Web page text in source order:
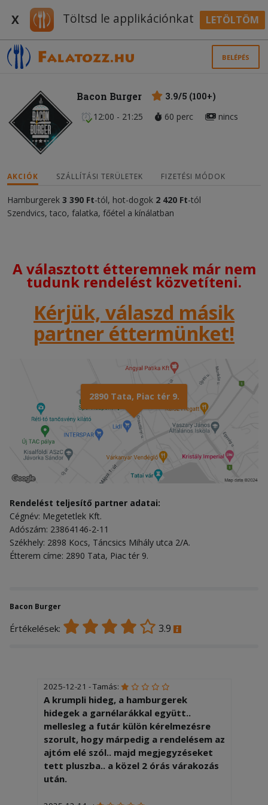
X Töltsd le applikációnkat LETÖLTÖM
BELÉPÉS
Bacon Burger
3.9/5 (100+)
12:00 - 21:25
60 perc nincs
AKCIÓK SZÁLLÍTÁSI TERÜLETEK FIZETÉSI MÓDOK
Hamburgerek 3 390 Ft-tól, hot-dogok 2 420 Ft-tól
Szendvics, taco, falatka, főétel a kínálatban
A választott étteremnek már nem
tudunk rendelést közvetíteni.
Kérjük, válaszd másik
partner éttermünket!
2890 Tata, Piac tér 9.
Rendelést teljesítő partner adatai:
Cégnév: Megetetlek Kft.
Adószám: 23864146-2-11
Székhely: 2898 Kocs, Táncsics Mihály utca 2/A.
Étterem címe: 2890 Tata, Piac tér 9.
Bacon Burger
Értékelések: 3.9
2025-12-21 - Tamás:
A krumpli hideg, a hamburgerek
hidegek a garnélarákkal együtt..
mellesleg a futár külön kérelmezésre
szorult, hogy márpedig a rendelésem az
ajtóm elé szól.. majd megjegyzéseket
tett pluszba.. a közel 2 órás várakozás
után.